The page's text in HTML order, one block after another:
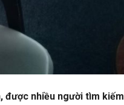
được nhiều người tìm kiếm